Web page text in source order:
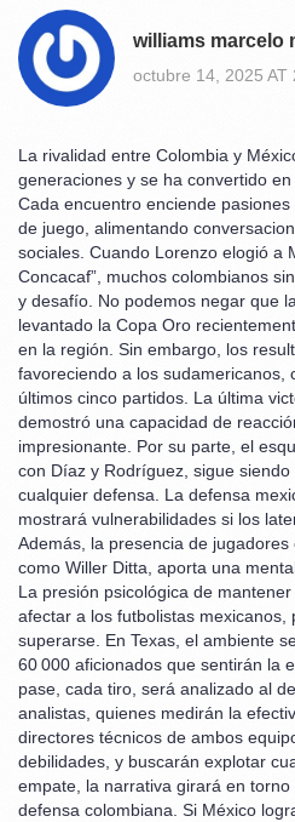
williams marcelo
octubre 14, 2025 AT
La rivalidad entre Colombia y
generaciones y se ha convertido
Cada encuentro enciende
de juego, alimentando
sociales. Cuando Lorenzo elogió a
Concacaf”, muchos colombianos
y desafío. No podemos negar que
levantado la Copa Oro
en la región. Sin embargo, los
favoreciendo a los sudamericanos,
últimos cinco partidos. La última
demostró una capacidad de
impresionante. Por su parte, el
con Díaz y Rodríguez, sigue
cualquier defensa. La defensa
mostrará vulnerabilidades si los
Además, la presencia de
como Willer Ditta, aporta una
La presión psicológica de
afectar a los futbolistas mexicanos,
superarse. En Texas, el ambiente
60 000 aficionados que sentirán la
pase, cada tiro, será analizado al
analistas, quienes medirán la
directores técnicos de ambos
debilidades, y buscarán explotar
empate, la narrativa girará en
defensa colombiana. Si México